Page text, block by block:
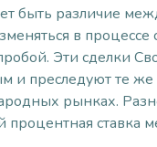
быть различие
в
Эти сделки
и преследуют те же
рынках.
процентная ставка